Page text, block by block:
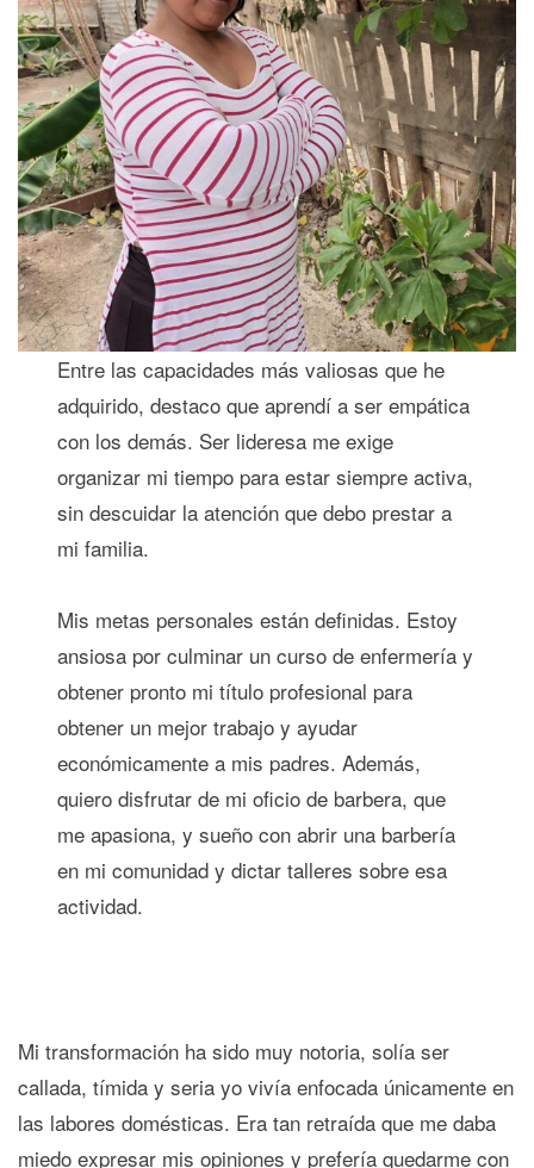
Entre las capacidades más valiosas que he
adquirido, destaco que aprendí a ser empática
con los demás. Ser lideresa me exige
organizar mi tiempo para estar siempre activa,
sin descuidar la atención que debo prestar a
mi familia.
Mis metas personales están definidas. Estoy
ansiosa por culminar un curso de enfermería y
obtener pronto mi título profesional para
obtener un mejor trabajo y ayudar
económicamente a mis padres. Además,
quiero disfrutar de mi oficio de barbera, que
me apasiona, y sueño con abrir una barbería
en mi comunidad y dictar talleres sobre esa
actividad.
Mi transformación ha sido muy notoria, solía ser
callada, tímida y seria yo vivía enfocada únicamente en
las labores domésticas. Era tan retraída que me daba
miedo expresar mis opiniones y prefería quedarme con